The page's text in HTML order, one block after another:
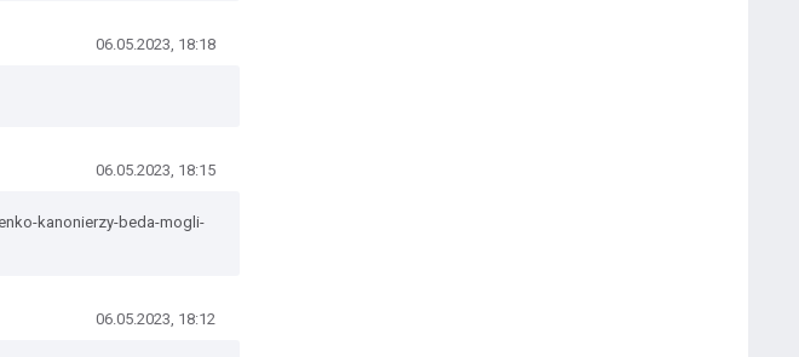
06.05.2023, 18:18
06.05.2023, 18:15
kanonierzy-beda-mogli-
06.05.2023, 18:12